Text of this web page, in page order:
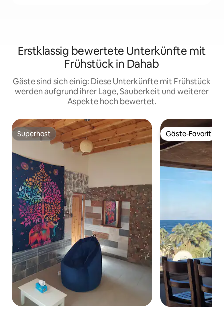
Erstklassig bewertete Unterkünfte mit
Frühstück in Dahab
Gäste sind sich einig: Diese Unterkünfte mit Frühstück
werden aufgrund ihrer Lage, Sauberkeit und weiterer
Aspekte hoch bewertet.
Superhost
Superhost Gäste-Favorit
Gäste-Favorit